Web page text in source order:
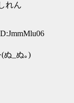
れん
_ぬ｡)